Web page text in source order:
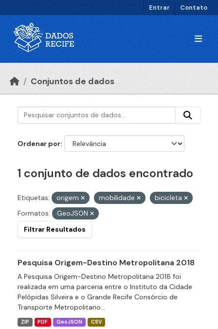
Entrar Contato
Conjuntos de dados
Ordenar por
1 conjunto de dados encontrado
Etiquetas: origem mobilidade
bicicleta
Formatos:
GeoJSON
Filtrar Resultados
Pesquisa Origem-Destino Metropolitana 2018
A Pesquisa Origem-Destino Metropolitana 2018 foi
realizada em uma parceria entre o Instituto da Cidade
Pelópidas Silveira e o Grande Recife Consórcio de
Transporte Metropolitano...
ZIP PDF GeoJSON CSV